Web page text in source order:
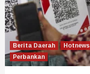
Berita Daerah
Hotnews
Perbankan